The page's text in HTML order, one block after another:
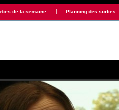
de la semaine Planning des sorties